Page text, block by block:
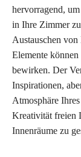
hervorragend,
in Ihre Zimmer
Austauschen
Elemente
bewirken. Der
Inspirationen,
Atmosphäre
Kreativität freien
Innenräume zu